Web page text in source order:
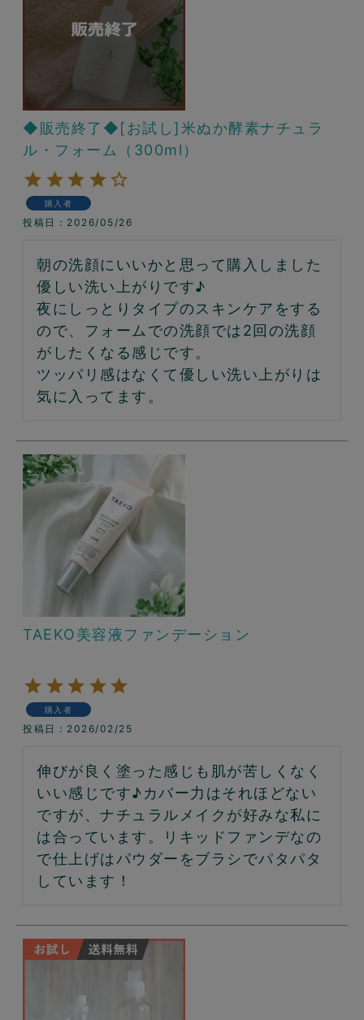
◆販売終了◆[お試し]米ぬか酵素ナチュラ
ル・フォーム（300ml）
購入者
投稿日 2026/05/26
朝の洗顔にいいかと思って購入しました
優しい洗い上がりです♪
夜にしっとりタイプのスキンケアをする
ので、フォームでの洗顔では2回の洗顔
がしたくなる感じです。
ツッパリ感はなくて優しい洗い上がりは
TAEKO美容液ファンデーション
購入者
投稿日 2026/02/25
伸びが良く塗った感じも肌が苦しくなく
いい感じです♪カバー力はそれほどない
ですが、ナチュラルメイクが好みな私に
は合っています。リキッドファンデなの
で仕上げはパウダーをブラシでパタパタ
しています！